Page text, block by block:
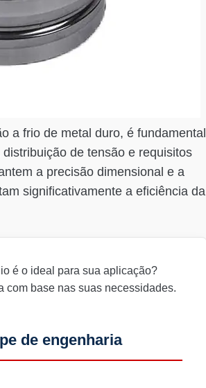
a frio de metal duro, é fundamental
de tensão e requisitos
a precisão dimensional e a
significativamente a eficiência da
é o ideal para sua aplicação?
com base nas suas necessidades.
de engenharia